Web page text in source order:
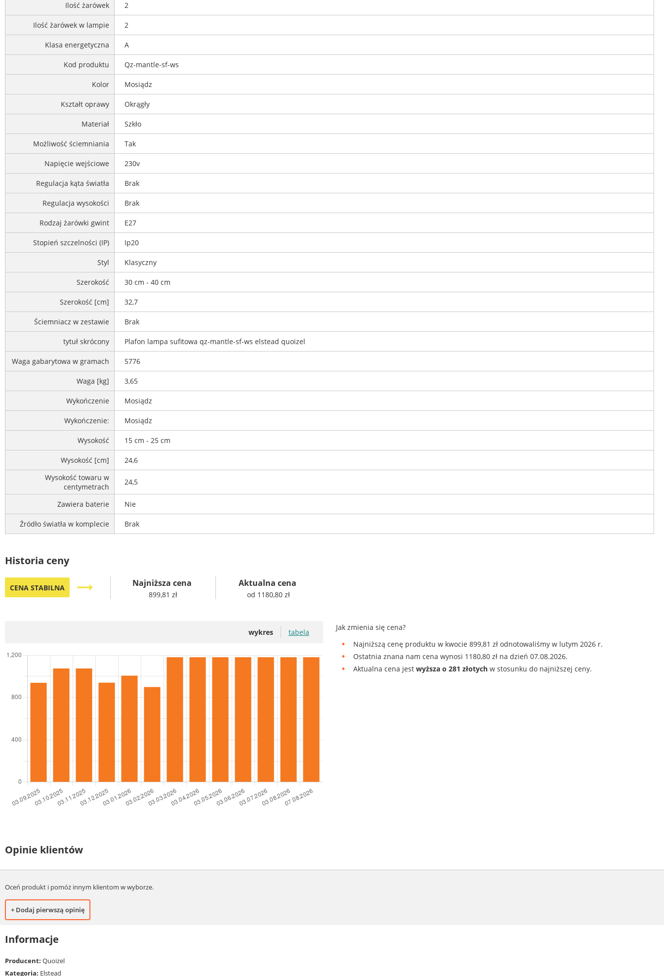
Ilość żarówek 2
Ilość żarówek w lampie 2
Klasa energetyczna A
Kod produktu Qz-mantle-sf-ws
Kolor Mosiądz
Kształt oprawy Okrągły
Materiał Szkło
Możliwość ściemniania Tak
Napięcie wejściowe 230v
Regulacja kąta światła Brak
Regulacja wysokości Brak
Rodzaj żarówki gwint E27
Stopień szczelności (IP) Ip20
Styl Klasyczny
Szerokość 30 cm - 40 cm
Szerokość [cm] 32,7
Ściemniacz w zestawie Brak
tytuł skrócony Plafon lampa sufitowa qz-mantle-sf-ws elstead quoizel
Waga gabarytowa w gramach 5776
Waga [kg] 3,65
Wykończenie Mosiądz
Wykończenie: Mosiądz
Wysokość 15 cm - 25 cm
Wysokość [cm]
24,6
Wysokość towaru w
centymetrach
24,5
Zawiera baterie Nie
Źródło światła w komplecie Brak
Historia ceny
CENA STABILNA trending_flat Najniższa cena
899,81 zł
Aktualna cena
od 1180,80 zł
wykres tabela
Jak zmienia się cena?
Najniższą cenę produktu w kwocie 899,81 zł odnotowaliśmy w lutym 2026 r.
Ostatnia znana nam cena wynosi 1180,80 zł na dzień 07.08.2026.
Aktualna cena jestwyższa o 281 złotych w stosunku do najniższej ceny.
Opinie klientów
Oceń produkt i pomóż innym klientom w wyborze.
+ Dodaj pierwszą opinię
Informacje
Producent: Quoizel
Kategoria: Elstead